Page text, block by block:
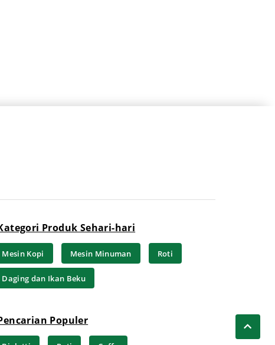
Produk Sehari-hari
Mesin Kopi Mesin Minuman Roti
Daging dan Ikan Beku
Populer